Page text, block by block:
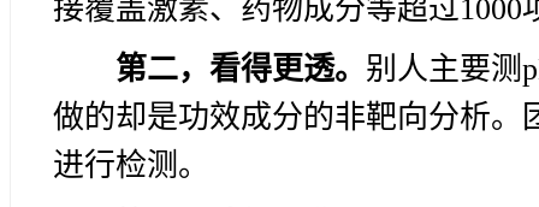
接覆盖激素、药物成分等超过1000
第二，看得更透。 别人主要测
做的却是功效成分的非靶向分析
进行检测。